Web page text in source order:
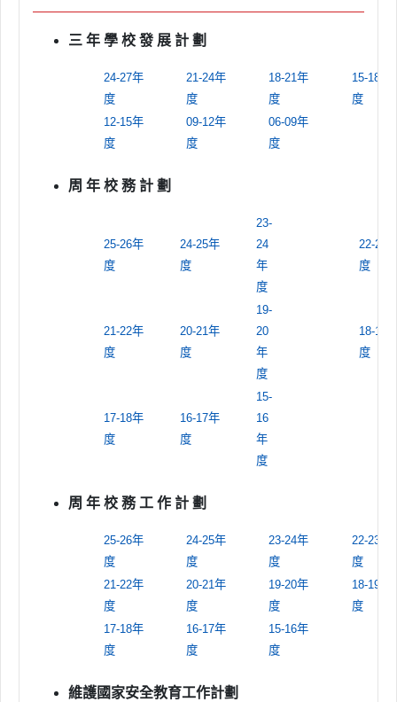
三 年 學 校 發 展 計 劃
24-27年
度
21-24年
度
18-21年
度
15-18年
度
12-15年
度
09-12年
度
06-09年
度
周 年 校 務 計 劃
25-26年
度
24-25年
度
23-
24
年
度
22-23
度
21-22年
度
20-21年
度
19-
20
年
度
18-19
度
17-18年
度
16-17年
度
15-
16
年
度
周 年 校 務 工 作 計 劃
25-26年
度
24-25年
度
23-24年
度
22-23年
度
21-22年
度
20-21年
度
19-20年
度
18-19年
度
17-18年
度
16-17年
度
15-16年
度
維護國家安全教育工作計劃